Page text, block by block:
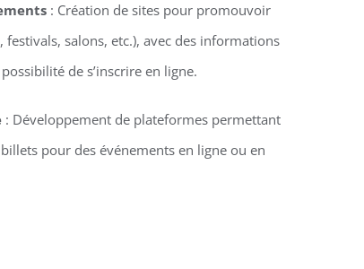
: Création de sites pour promouvoir
festivals, salons, etc.), avec des informations
de s’inscrire en ligne.
: Développement de plateformes permettant
pour des événements en ligne ou en